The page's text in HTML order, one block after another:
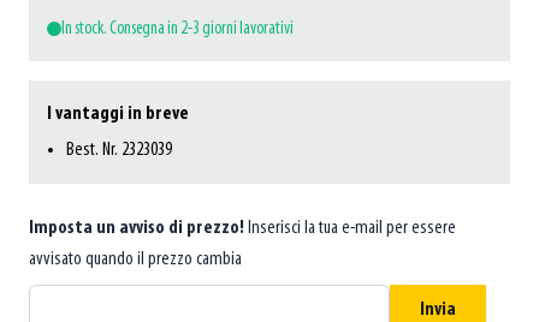
In stock. Consegna in 2-3 giorni lavorativi
I vantaggi in breve
Best. Nr. 2323039
Imposta un avviso di prezzo! Inserisci la tua e-mail per essere
avvisato quando il prezzo cambia
Invia